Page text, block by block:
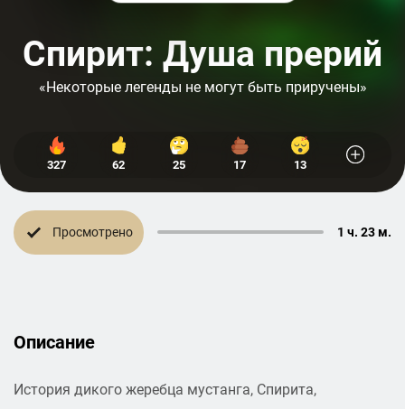
Спирит: Душа прерий
«Некоторые легенды не могут быть приручены»
327 62 25 17 13
Просмотрено 1 ч. 23 м.
Описание
История дикого жеребца мустанга, Спирита,